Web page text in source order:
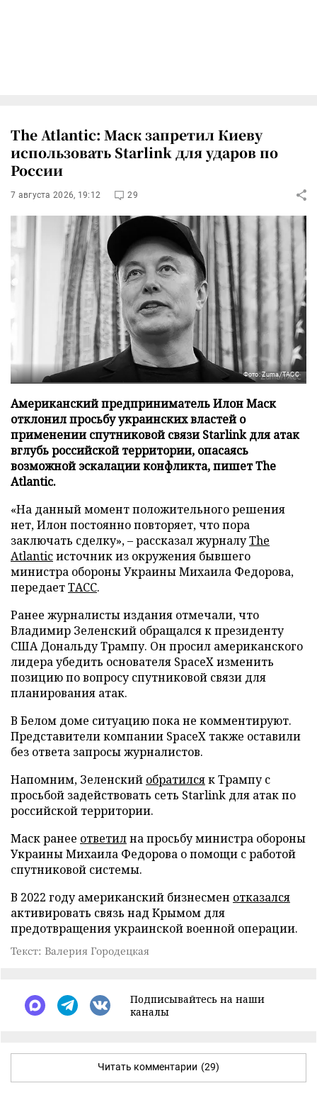
The Atlantic: Маск запретил Киеву
использовать Starlink для ударов по
России
7 августа 2026, 19:12 29
Фото: Zuma/ТАСС
Американский предприниматель Илон Маск
отклонил просьбу украинских властей о
применении спутниковой связи Starlink для атак
вглубь российской территории, опасаясь
возможной эскалации конфликта, пишет The
Atlantic.
«На данный момент положительного решения
нет, Илон постоянно повторяет, что пора
заключать сделку», – рассказал журналуThe
Atlanticисточник из окружения бывшего
министра обороны Украины Михаила Федорова,
передаетТАСС.
Ранее журналисты издания отмечали, что
Владимир Зеленский обращался к президенту
США Дональду Трампу. Он просил американского
лидера убедить основателя SpaceX изменить
позицию по вопросу спутниковой связи для
планирования атак.
В Белом доме ситуацию пока не комментируют.
Представители компании SpaceX также оставили
без ответа запросы журналистов.
Напомним, Зеленский обратилсяк Трампу с
просьбой задействовать сеть Starlink для атак по
российской территории.
Маск ранее ответилна просьбу министра обороны
Украины Михаила Федорова о помощи с работой
спутниковой системы.
В 2022 году американский бизнесмен отказался
активировать связь над Крымом для
предотвращения украинской военной операции.
Текст: Валерия Городецкая
Подписывайтесь на наши
каналы
Читать комментарии (29)